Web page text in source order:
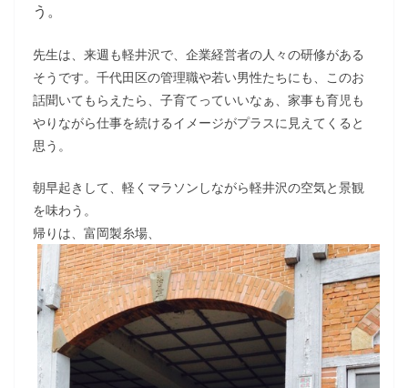
う。
先生は、来週も軽井沢で、企業経営者の人々の研修がある
そうです。千代田区の管理職や若い男性たちにも、このお
話聞いてもらえたら、子育てっていいなぁ、家事も育児も
やりながら仕事を続けるイメージがプラスに見えてくると
思う。
朝早起きして、軽くマラソンしながら軽井沢の空気と景観
を味わう。
帰りは、富岡製糸場、